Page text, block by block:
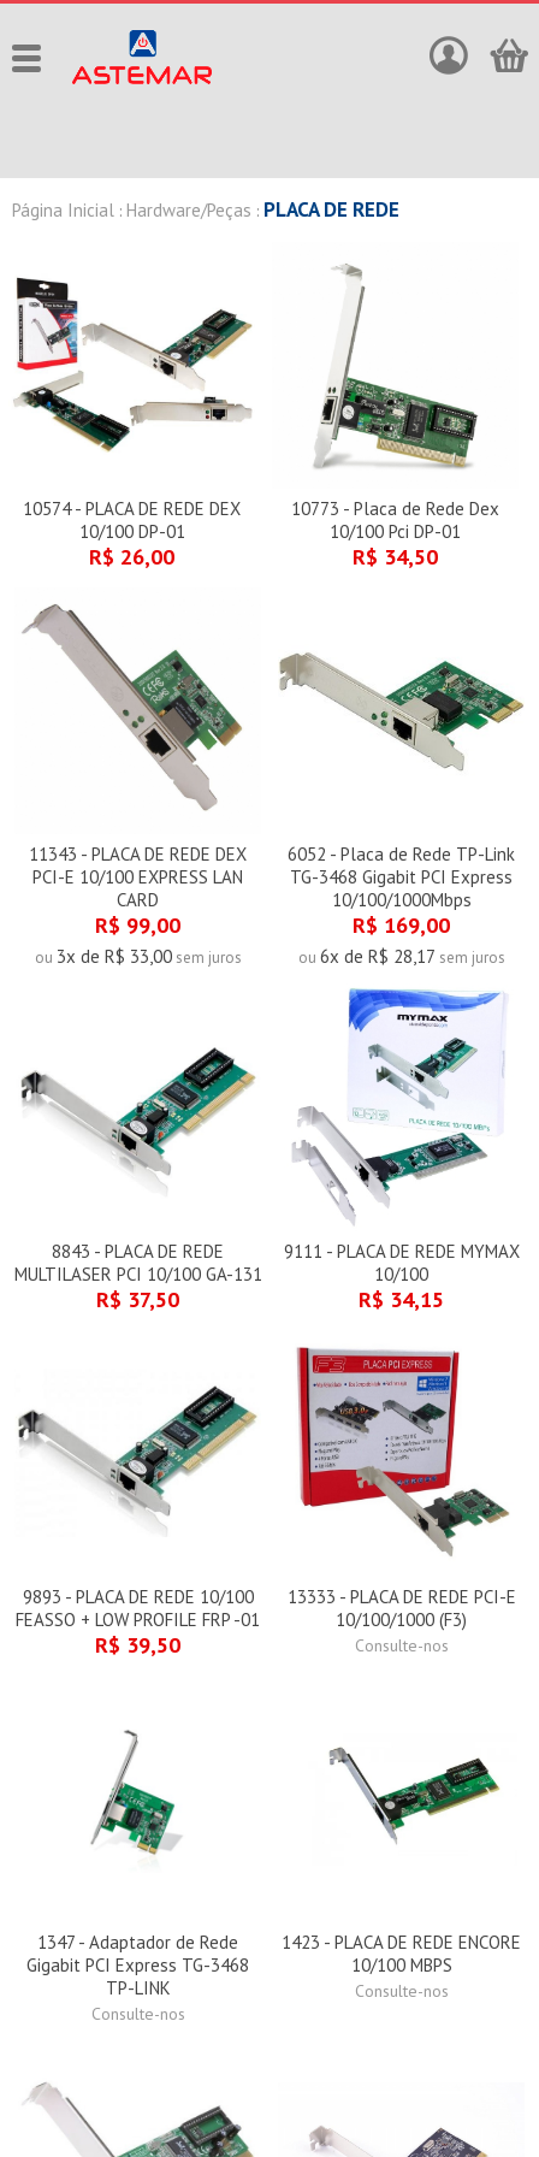
Página Inicial : Hardware/Peças : PLACA DE REDE
10574 - PLACA DE REDE DEX
10/100 DP-01
R$ 26,00
10773 - Placa de Rede Dex
10/100 Pci DP-01
R$ 34,50
11343 - PLACA DE REDE DEX
PCI-E 10/100 EXPRESS LAN
CARD
R$ 99,00
ou 3x de R$ 33,00sem juros
6052 - Placa de Rede TP-Link
TG-3468 Gigabit PCI Express
10/100/1000Mbps
R$ 169,00
ou 6x de R$ 28,17 sem juros
8843 - PLACA DE REDE
MULTILASER PCI 10/100 GA-131
R$ 37,50
9111 - PLACA DE REDE MYMAX
10/100
R$ 34,15
9893 - PLACA DE REDE 10/100
FEASSO + LOW PROFILE FRP -01
R$ 39,50
13333 - PLACA DE REDE PCI-E
10/100/1000 (F3)
Consulte-nos
1347 - Adaptador de Rede
Gigabit PCI Express TG-3468
TP-LINK
Consulte-nos
1423 - PLACA DE REDE ENCORE
10/100 MBPS
Consulte-nos